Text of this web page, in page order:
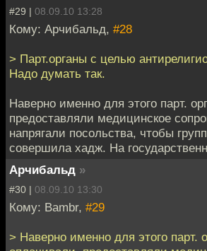
#29 | 08.09.10 13:28
Кому: Арчибальд, #28
> Парт.органы с целью
Надо думать так.
Наверно именно для этого парт.
предоставляли медицинское
напрягали посольства, чтобы
совершила хадж. На
Арчибальд »
#30 | 08.09.10 13:30
Кому: Bambr, #29
> Наверно именно для этого парт.